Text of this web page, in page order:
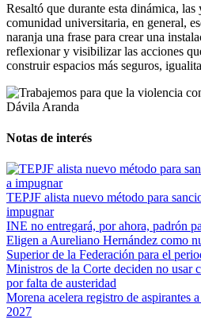
Resaltó que durante esta dinámica,
comunidad universitaria, en general,
naranja una frase para crear una
reflexionar y visibilizar las acciones
construir espacios más seguros,
Notas de interés
TEPJF alista nuevo método para
impugnar
INE no entregará, por ahora, padrón
Eligen a Aureliano Hernández como
Superior de la Federación para el
Ministros de la Corte deciden no usar
por falta de austeridad
Morena acelera registro de aspirantes
2027